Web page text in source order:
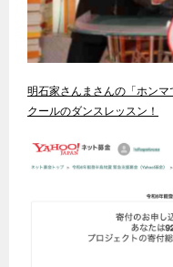
明石家さんまさんの「ホン
クールのダンスレッスン！